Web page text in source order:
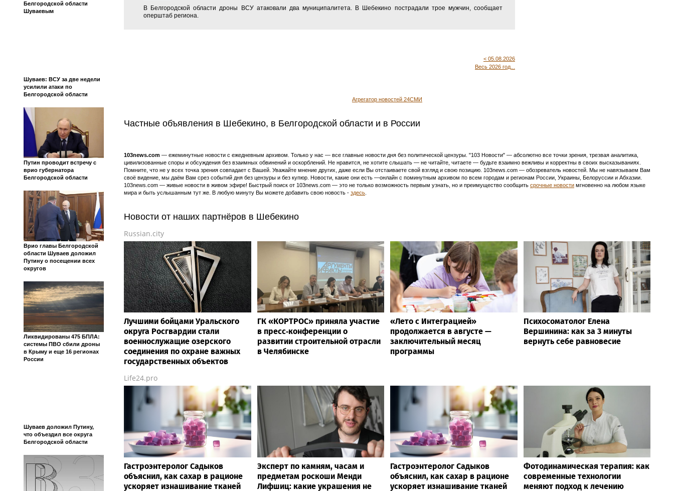
Белгородской области
Шуваевым
Шуваев: ВСУ за две недели
усилили атаки по
Белгородской области
Путин проводит встречу с
врио губернатора
Белгородской области
Врио главы Белгородской
области Шуваев доложил
Путину о посещении всех
округов
Ликвидированы 475 БПЛА:
системы ПВО сбили дроны
в Крыму и еще 16 регионах
России
Шуваев доложил Путину,
что объездил все округа
Белгородской области
В Белгородской области дроны ВСУ атаковали два муниципалитета. В Шебекино пострадали трое мужчин, сообщает
оперштаб региона.
< 05.08.2026
Весь 2026 год...
Агрегатор новостей 24СМИ
Частные объявления в Шебекино, в Белгородской области и в России
103news.com — ежеминутные новости с ежедневным архивом. Только у нас — все главные новости дня без политической цензуры. "103 Новости" — абсолютно все точки зрения, трезвая аналитика,
цивилизованные споры и обсуждения без взаимных обвинений и оскорблений. Не нравится, не хотите слышать — не читайте, читаете — будьте взаимно вежливы и корректны в своих высказываниях.
Помните, что не у всех точка зрения совпадает с Вашей. Уважайте мнение других, даже если Вы отстаиваете свой взгляд и свою позицию. 103news.com — обозреватель новостей. Мы не навязываем Вам
своё видение, мы даём Вам срез событий дня без цензуры и без купюр. Новости, какие они есть —онлайн с поминутным архивом по всем городам и регионам России, Украины, Белоруссии и Абхазии.
103news.com — живые новости в живом эфире! Быстрый поиск от 103news.com — это не только возможность первым узнать, но и преимущество сообщить срочные новости мгновенно на любом языке
мира и быть услышанным тут же. В любую минуту Вы можете добавить свою новость - здесь
Новости от наших партнёров в Шебекино
Russian.city
Лучшими бойцами Уральского
округа Росгвардии стали
военнослужащие озерского
соединения по охране важных
государственных объектов
ГК «КОРТРОС» приняла участие
в пресс‑конференции о
развитии строительной отрасли
в Челябинске
«Лето с Интеграцией»
продолжается в августе —
заключительный месяц
программы
Психосоматолог Елена
Вершинина: как за 3 минуты
вернуть себе равновесие
Life24.pro
Гастроэнтеролог Садыков
объяснил, как сахар в рационе
ускоряет изнашивание тканей
Эксперт по камням, часам и
предметам роскоши Менди
Лифшиц: какие украшения не
Гастроэнтеролог Садыков
объяснил, как сахар в рационе
ускоряет изнашивание тканей
Фотодинамическая терапия: как
современные технологии
меняют подход к лечению